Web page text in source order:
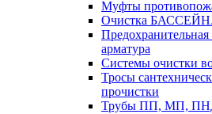
Муфты
Очистка
арматура
Системы очистки
Тросы
прочистки
Трубы ПП, МП,